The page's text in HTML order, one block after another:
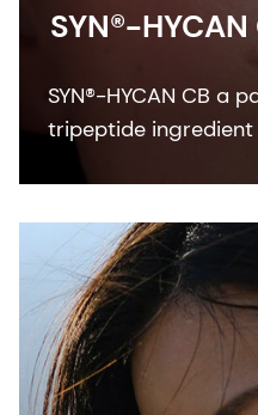
SYN®-HYCAN
SYN®-HYCAN CB a
tripeptide ingredient
renewal of
moisturized skin.